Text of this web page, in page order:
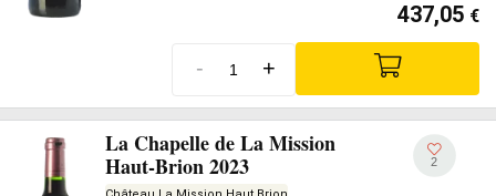
437,05 €
- +
La Chapelle de La Mission
Haut-Brion 2023
2